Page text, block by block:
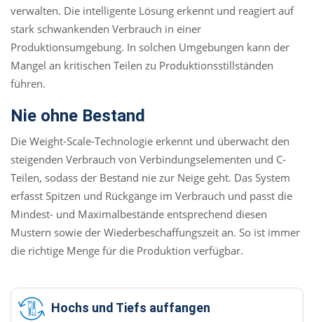
verwalten. Die intelligente Lösung erkennt und reagiert auf
stark schwankenden Verbrauch in einer
Produktionsumgebung. In solchen Umgebungen kann der
Mangel an kritischen Teilen zu Produktionsstillständen
führen.
Nie ohne Bestand
Die Weight-Scale-Technologie erkennt und überwacht den
steigenden Verbrauch von Verbindungselementen und C-
Teilen, sodass der Bestand nie zur Neige geht. Das System
erfasst Spitzen und Rückgänge im Verbrauch und passt die
Mindest- und Maximalbestände entsprechend diesen
Mustern sowie der Wiederbeschaffungszeit an. So ist immer
die richtige Menge für die Produktion verfügbar.
Hochs und Tiefs auffangen